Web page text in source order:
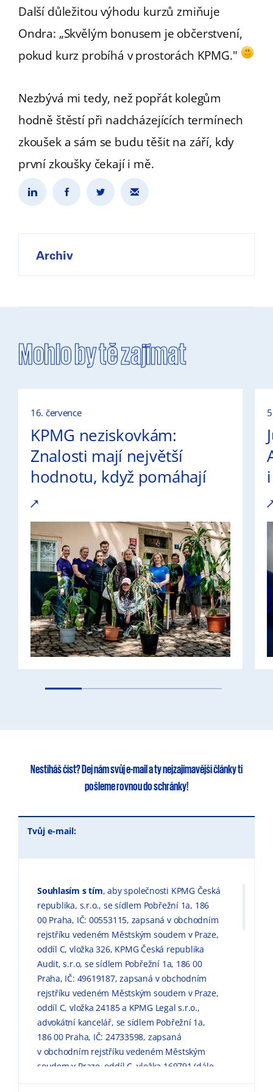
Další důležitou výhodu kurzů zmiňuje
Ondra: „Skvělým bonusem je občerstvení,
pokud kurz probíhá v prostorách KPMG."
Nezbývá mi tedy, než popřát kolegům
hodně štěstí při nadcházejících termínech
zkoušek a sám se budu těšit na září, kdy
první zkoušky čekají i mě.
Archiv
Mohlo by tě zajímat
16. července
KPMG neziskovkám:
Znalosti mají největší
hodnotu, když pomáhají
Nestíháš číst? Dej nám svůj e-mail a tynejzajímavější článkyti
pošleme rovnou do schránky!
Tvůj e-mail:
Souhlasím s tím, aby společnosti KPMG Česká
republika, s.r.o., se sídlem Pobřežní 1a, 186
00 Praha, IČ: 00553115, zapsaná v obchodním
rejstříku vedeném Městským soudem v Praze,
oddíl C, vložka 326, KPMG Česká republika
Audit, s.r.o, se sídlem Pobřežní 1a, 186 00
Praha, IČ: 49619187, zapsaná v obchodním
rejstříku vedeném Městským soudem v Praze,
oddíl C, vložka 24185 a KPMG Legal s.r.o.,
advokátní kancelář, se sídlem Pobřežní 1a,
186 00 Praha, IČ: 24733598, zapsaná
v obchodním rejstříku vedeném Městským
soudem v Praze, oddíl C, vložka 169791 (dále